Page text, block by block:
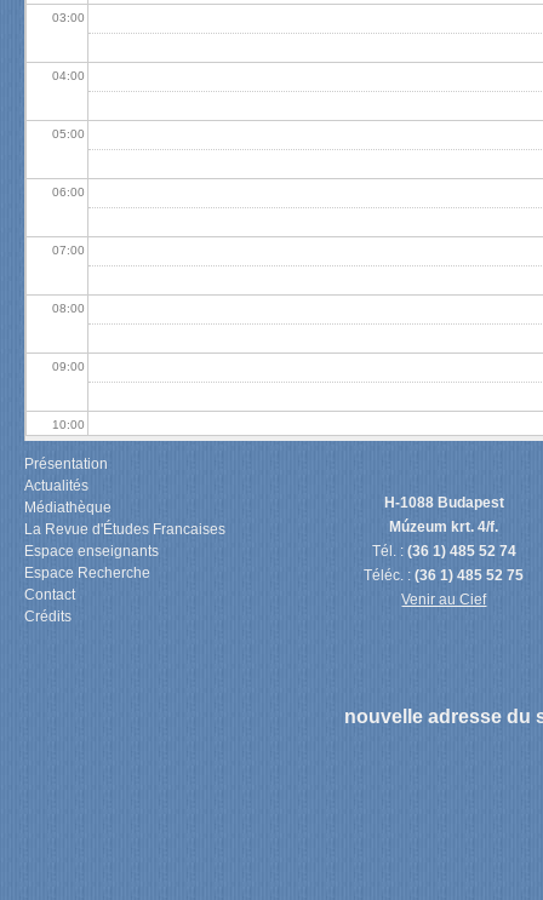
03:00
04:00
05:00
06:00
07:00
08:00
09:00
10:00
11:00
13:00
Présentation
Actualités
Médiathèque
La Revue d'Études Francaises
Espace enseignants
Espace Recherche
Contact
Crédits
H-1088 Budapest
Múzeum krt. 4/f.
Tél. : (36 1) 485 52 74
Téléc. :(36 1) 485 52 75
Venir au Cief
nouvelle adresse du